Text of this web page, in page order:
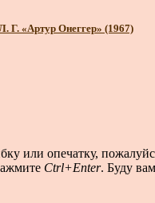
Г. «Артур Онеггер» (1967)
или опечатку,
Ctrl+Enter. Буду